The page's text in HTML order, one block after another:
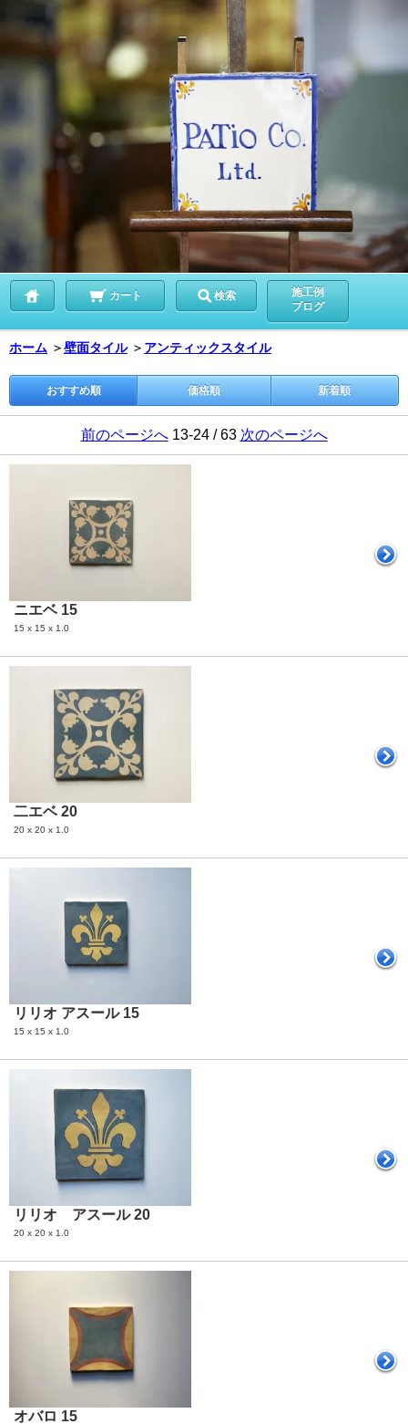
カート 検索
施工例
ブログ
ホーム ＞壁面タイル ＞ アンティックスタイル
おすすめ順 価格順 新着順
前のページへ13-24 / 63 次のページへ
ニエベ 15
15 x 15 x 1.0
二エベ 20
20 x 20 x 1.0
リリオ アスール 15
15 x 15 x 1.0
リリオ アスール 20
20 x 20 x 1.0
オバロ 15